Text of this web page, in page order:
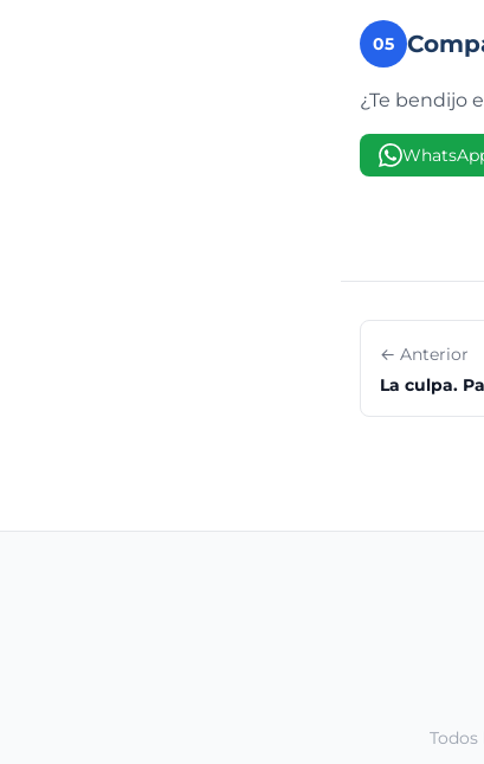
05
¿Te bendijo
← Anterior
La culpa.